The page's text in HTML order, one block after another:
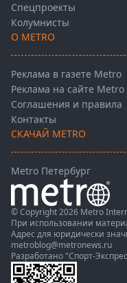
Спецпроекты
Колумнисты
О METRO
Реклама в газете Metro
Реклама на сайте Metro
Соглашения и правила
Контакты
СКАЧАЙ METRO
Metro Петербург
© Copyright 2026 Metro
При использовании
Адрес для юридически
metroblog@metronews.ru
Разработано "Спорт-